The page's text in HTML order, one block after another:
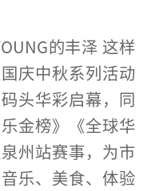
的丰泽 这样
庆中秋系列活动
头华彩启幕，同
金榜》《全球华
州站赛事，为市
乐、美食、体验